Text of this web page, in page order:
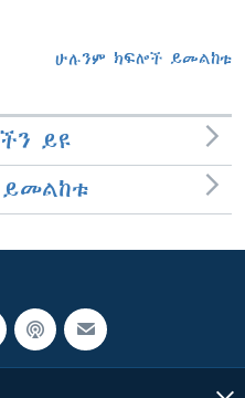
ሁሉንም ክፍሎች ይመልከቱ
ይዩ